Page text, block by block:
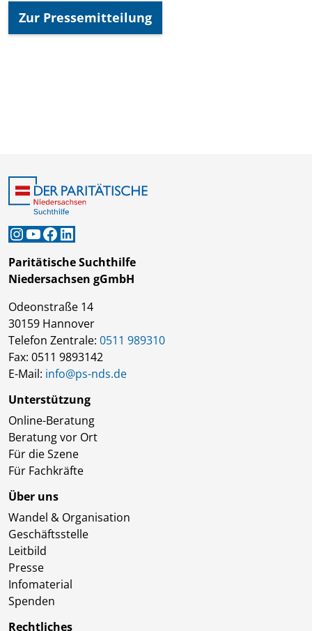
Zur Pressemitteilung
Instagram
YouTube
Facebook
LinkedIn
Paritätische Suchthilfe
Niedersachsen gGmbH
Odeonstraße 14
30159 Hannover
Telefon Zentrale: 0511 989310
Fax: 0511 9893142
E-Mail: info@ps-nds.de
Unterstützung
Online-Beratung
Beratung vor Ort
Für die Szene
Für Fachkräfte
Über uns
Wandel & Organisation
Geschäftsstelle
Leitbild
Presse
Infomaterial
Spenden
Rechtliches